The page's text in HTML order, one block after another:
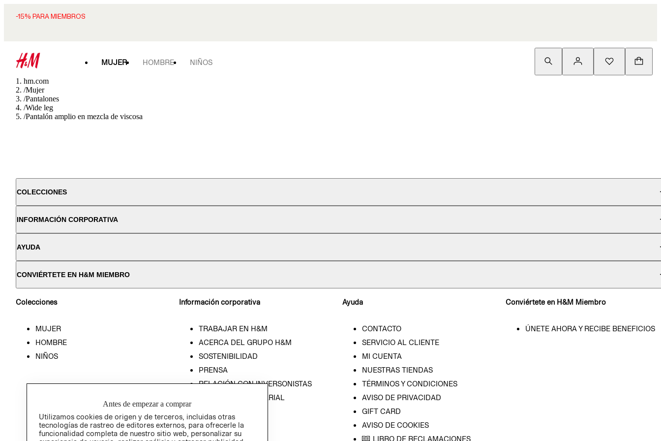
-15% PARA MIEMBROS
MUJER HOMBRE NIÑOS
hm.com
/Mujer
/Pantalones
/Wide leg
/Pantalón amplio en mezcla de viscosa
COLECCIONES
INFORMACIÓN CORPORATIVA
AYUDA
CONVIÉRTETE EN H&M MIEMBRO
Colecciones
MUJER
HOMBRE
NIÑOS
Información corporativa
TRABAJAR EN H&M
ACERCA DEL GRUPO H&M
SOSTENIBILIDAD
PRENSA
RELACIÓN CON INVERSONISTAS
POLÍTICA EMPRESARIAL
Ayuda
CONTACTO
SERVICIO AL CLIENTE
MI CUENTA
NUESTRAS TIENDAS
TÉRMINOS Y CONDICIONES
AVISO DE PRIVACIDAD
GIFT CARD
AVISO DE COOKIES
LIBRO DE RECLAMACIONES
Conviértete en H&M Miembro
ÚNETE AHORA Y RECIBE BENEFICIOS
Antes de empezar a comprar
Utilizamos cookies de origen y de terceros, incluidas otras
tecnologías de rastreo de editores externos, para ofrecerle la
funcionalidad completa de nuestro sitio web, personalizar su